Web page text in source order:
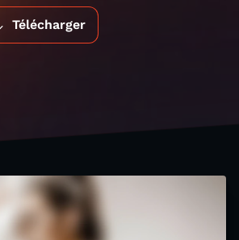
Télécharger